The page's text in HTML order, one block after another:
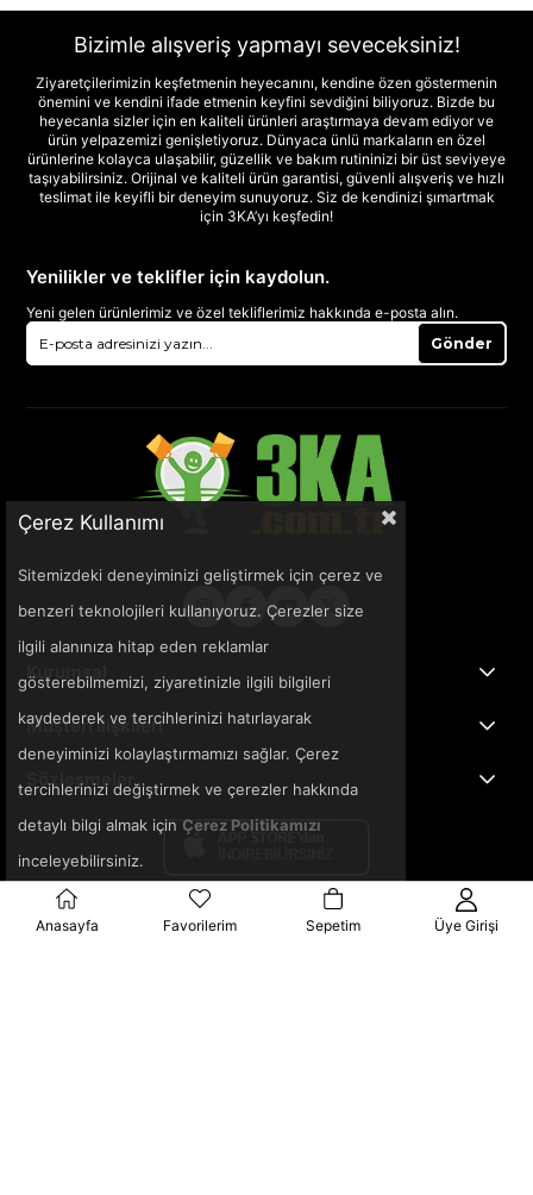
Bizimle alışveriş yapmayı seveceksiniz!
Ziyaretçilerimizin keşfetmenin heyecanını, kendine özen göstermenin
önemini ve kendini ifade etmenin keyfini sevdiğini biliyoruz. Bizde bu
heyecanla sizler için en kaliteli ürünleri araştırmaya devam ediyor ve
ürün yelpazemizi genişletiyoruz. Dünyaca ünlü markaların en özel
ürünlerine kolayca ulaşabilir, güzellik ve bakım rutininizi bir üst seviyeye
taşıyabilirsiniz. Orijinal ve kaliteli ürün garantisi, güvenli alışveriş ve hızlı
teslimat ile keyifli bir deneyim sunuyoruz. Siz de kendinizi şımartmak
için 3KA’yı keşfedin!
Yenilikler ve teklifler için kaydolun.
Yeni gelen ürünlerimiz ve özel tekliflerimiz hakkında e-posta alın.
Gönder
Kurumsal
Müşteri İlişkileri
Sözleşmeler
Çerez Kullanımı
Sitemizdeki deneyiminizi geliştirmek için çerez ve
benzeri teknolojileri kullanıyoruz. Çerezler size
ilgili alanınıza hitap eden reklamlar
gösterebilmemizi, ziyaretinizle ilgili bilgileri
kaydederek ve tercihlerinizi hatırlayarak
deneyiminizi kolaylaştırmamızı sağlar. Çerez
tercihlerinizi değiştirmek ve çerezler hakkında
detaylı bilgi almak için Çerez Politikamızı
inceleyebilirsiniz.
Anasayfa Favorilerim Sepetim Üye Girişi